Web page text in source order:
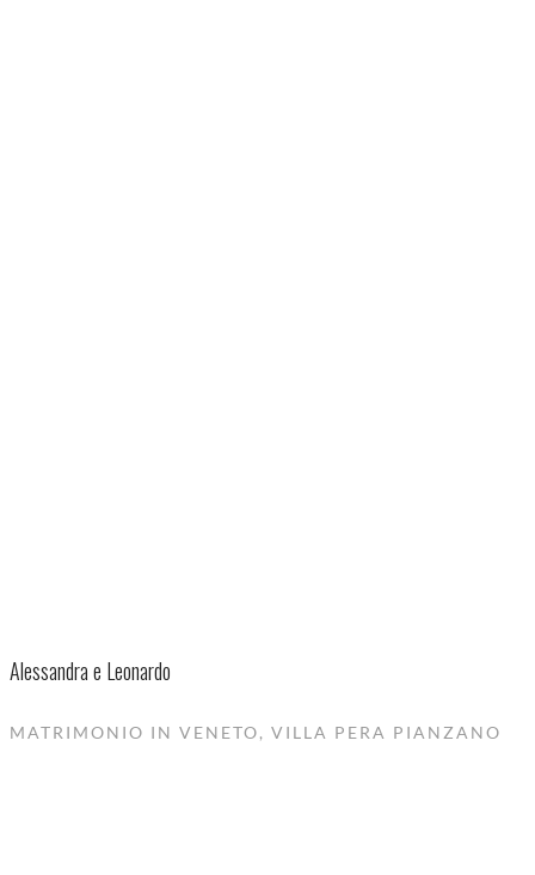
Alessandra e Leonardo
MATRIMONIO IN VENETO, VILLA PERA PIANZANO